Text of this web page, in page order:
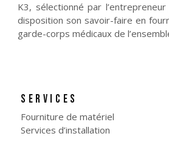
K3, sélectionné par
disposition son savoir-faire en
garde-corps médicaux de
SERVICES
Fourniture de matériel
Services d’installation